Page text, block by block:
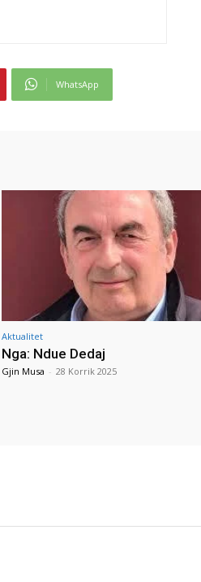
WhatsApp
Aktualitet
Nga: Ndue Dedaj
Gjin Musa - 28 Korrik 2025